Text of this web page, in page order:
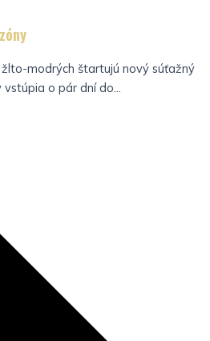
modrých štartujú nový súťažný
vstúpia o pár dní do...